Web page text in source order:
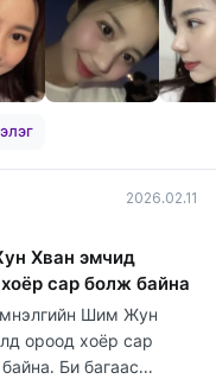
2026.02.11
Хван эмчид
сар болж байна
Шим Жун
ороод хоёр сар
Би багаас...